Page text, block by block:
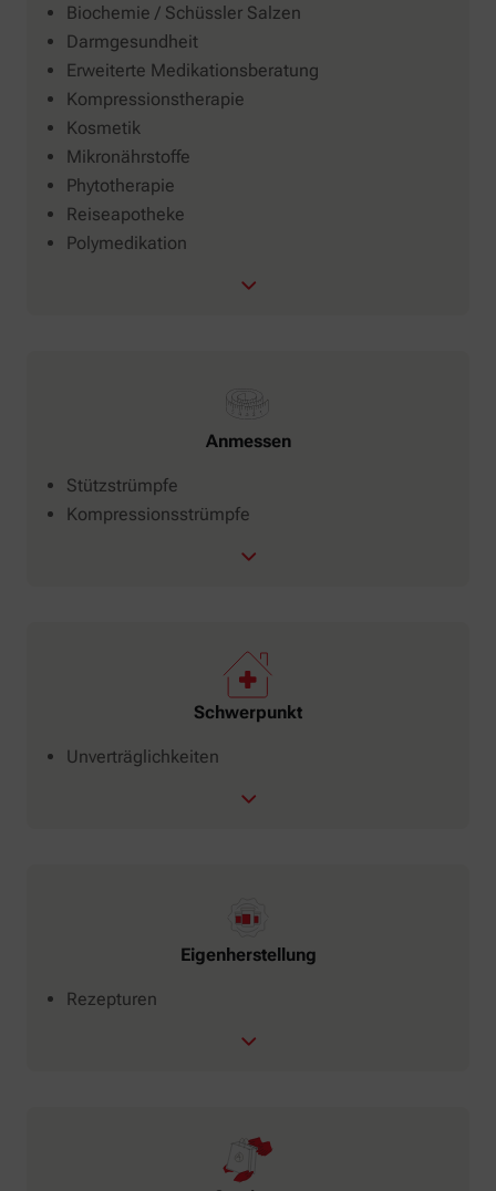
Biochemie / Schüssler Salzen
Darmgesundheit
Erweiterte Medikationsberatung
Kompressionstherapie
Kosmetik
Mikronährstoffe
Phytotherapie
Reiseapotheke
Polymedikation
Anmessen
Stützstrümpfe
Kompressionsstrümpfe
Schwerpunkt
Unverträglichkeiten
Eigenherstellung
Rezepturen